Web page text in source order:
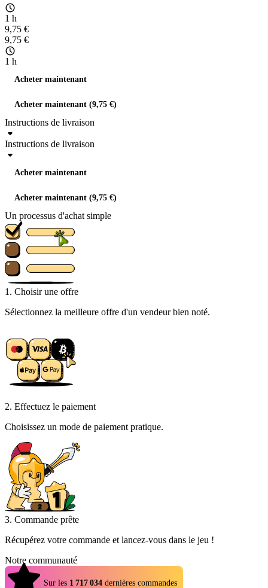
1 h
9,75 €
9,75 €
1 h
Acheter maintenant
Acheter maintenant (9,75 €)
Instructions de livraison
Instructions de livraison
Acheter maintenant
Acheter maintenant (9,75 €)
Un processus d'achat simple
1. Choisir une offre
Sélectionnez la meilleure offre d'un vendeur bien noté.
2. Effectuez le paiement
Choisissez un mode de paiement pratique.
3. Commande prête
Récupérez votre commande et lancez-vous dans le jeu !
Notre communauté
Sur les 1 717 034 dernières commandes